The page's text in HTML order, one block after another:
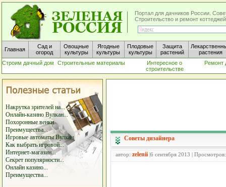
Портал для дачников России.
Строительство и ремонт
Главная
Сад и
огород
Овощные
культуры
Ягодные
культуры
Плодовые
культуры
Защита
растений
растения
Строим дачный дом
Строительные материалы
Интересное о
строительстве
Ремонт
Накрутка зрителей на...
Онлайн-казино Вулкан...
Похоронные венки
Преимущества...
Игровые автоматы Вулкан
Как выбрать игровой...
Интернет-магазин...
Секрет популярности...
Онлайн казино...
Преимущества...
Советы дизайнера
автор: zelenii |6 сентября 2013 |